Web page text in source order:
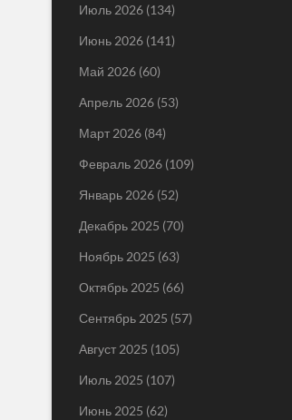
Июль 2026 (134)
Июнь 2026 (141)
Май 2026 (60)
Апрель 2026 (53)
Март 2026 (84)
Февраль 2026 (109)
Январь 2026 (52)
Декабрь 2025 (70)
Ноябрь 2025 (63)
Октябрь 2025 (66)
Сентябрь 2025 (57)
Август 2025 (105)
Июль 2025 (107)
Июнь 2025 (62)